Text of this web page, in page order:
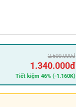
2.500.000đ
1.340.000đ
Tiết kiệm 46% (-1.160K)